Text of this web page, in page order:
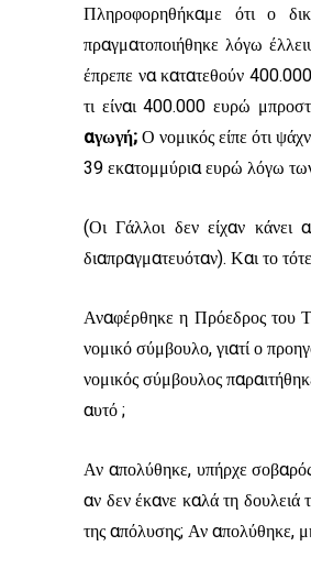
Πληροφορηθήκαμε ότι ο
πραγματοποιήθηκε λόγω
έπρεπε να κατατεθούν
τι είναι 400.000 ευρώ
αγωγή;Ο νομικός είπε ότι
39 εκατομμύρια ευρώ λόγω
(Οι Γάλλοι δεν είχαν κάνει
διαπραγματευόταν). Και το
Αναφέρθηκε η Πρόεδρος του
νομικό σύμβουλο, γιατί ο
νομικός σύμβουλος
αυτό ;
Αν απολύθηκε, υπήρχε
αν δεν έκανε καλά τη δουλειά
της απόλυσης; Αν απολύθηκε,